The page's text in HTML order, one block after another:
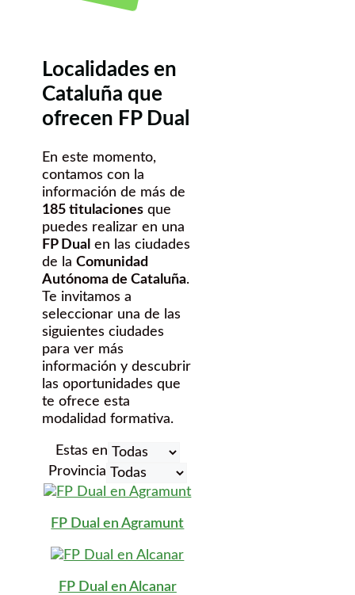
Localidades en
Cataluña que
ofrecen FP Dual
En este momento,
contamos con la
información de más de
185 titulaciones que
puedes realizar en una
FP Dual en las ciudades
de la Comunidad
Autónoma de Cataluña.
Te invitamos a
seleccionar una de las
siguientes ciudades
para ver más
información y descubrir
las oportunidades que
te ofrece esta
modalidad formativa.
Estas en
Provincia
FP Dual en Agramunt
FP Dual en Alcanar